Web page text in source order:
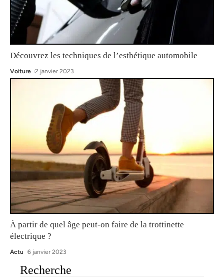
Découvrez les techniques de l’esthétique automobile
Voiture 2 janvier 2023
À partir de quel âge peut-on faire de la trottinette
électrique ?
Actu 6 janvier 2023
Recherche